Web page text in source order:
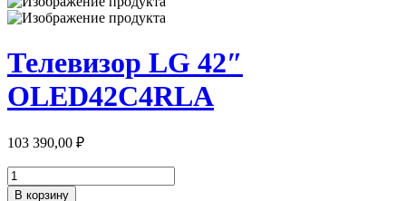
Телевизор LG 42″
OLED42C4RLA
103 390,00 ₽
Количество
товара
В корзину